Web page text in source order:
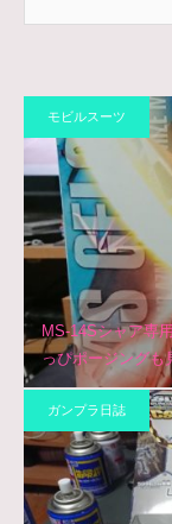
モビルスーツ
MS-14Sシャア専
っぴポージング
ガンプラ日誌